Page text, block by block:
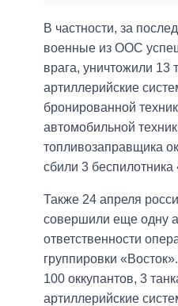
В частности, за
военные из ООС
врага, уничтожили 13
артиллерийские
бронированной
автомобильной
топливозаправщика
сбили 3
Также 24 апреля
совершили еще одну
ответственности
группировки
100 оккупантов, 3
артиллерийские